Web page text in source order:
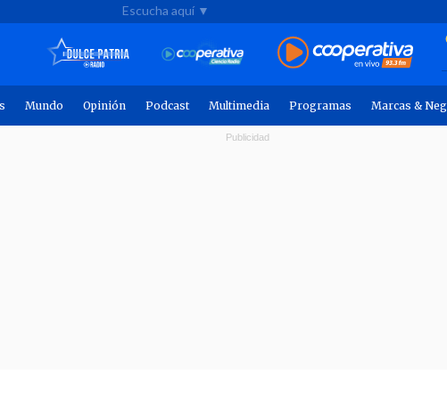
Escucha aquí ▼
Mundo Opinión Podcast Multimedia Programas Marcas &